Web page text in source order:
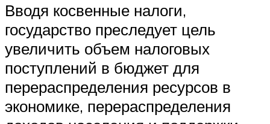
Вводя косвенные налоги,
государство преследует цель
увеличить объем налоговых
поступлений в бюджет для
перераспределения ресурсов в
экономике, перераспределения